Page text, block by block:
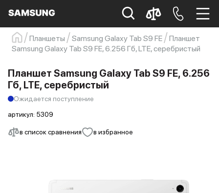
Samsung Смартфон s23
s23 ultra
Планшеты Samsung Galaxy Tab S9 FE
Планшет
Samsung Galaxy Tab S9 FE, 6.256 Гб, LTE, серебристый
в список сравнения в избранное
Планшет Samsung Galaxy Tab S9 FE, 6.256
Гб, LTE, серебристый
Ожидается поступление
артикул: 5309